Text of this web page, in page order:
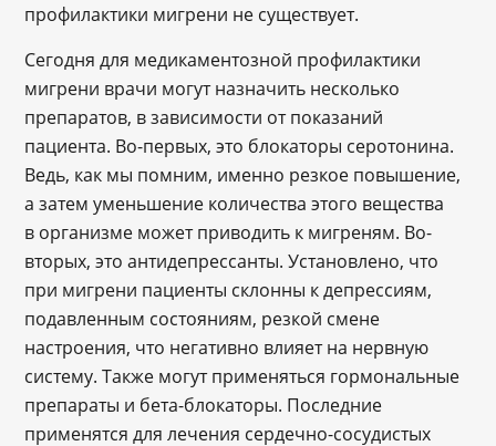
профилактики мигрени не существует.
Сегодня для медикаментозной профилактики
мигрени врачи могут назначить несколько
препаратов, в зависимости от показаний
пациента. Во-первых, это блокаторы серотонина.
Ведь, как мы помним, именно резкое повышение,
а затем уменьшение количества этого вещества
в организме может приводить к мигреням. Во-
вторых, это антидепрессанты. Установлено, что
при мигрени пациенты склонны к депрессиям,
подавленным состояниям, резкой смене
настроения, что негативно влияет на нервную
систему. Также могут применяться гормональные
препараты и бета-блокаторы. Последние
применятся для лечения сердечно-сосудистых